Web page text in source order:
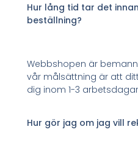
Hur lång tid tar det
beställning?
Webbshopen är
vår målsättning är att
dig inom 1-3
Hur gör jag om jag vill